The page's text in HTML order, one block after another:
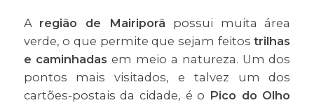
A região de Mairiporã possui muita área
verde, o que permite que sejam feitostrilhas
e caminhadas em meio a natureza. Um dos
pontos mais visitados, e talvez um dos
cartões-postais da cidade, é o Pico do Olho